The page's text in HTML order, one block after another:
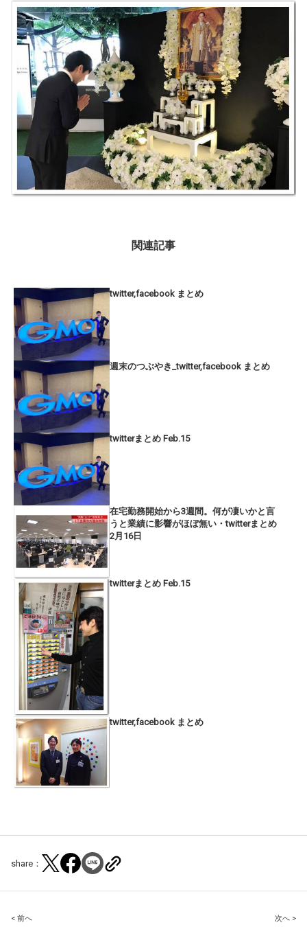
関連記事
twitter,facebook まとめ
週末のつぶやき_twitter,facebook まとめ
twitterまとめ Feb.15
在宅勤務開始から3週間。何が凄いかと言
うと業績に影響がほぼ無い・twitterまとめ
2月16日
twitterまとめ Feb.15
twitter,facebook まとめ
share：
Post
< 前へ 次へ >